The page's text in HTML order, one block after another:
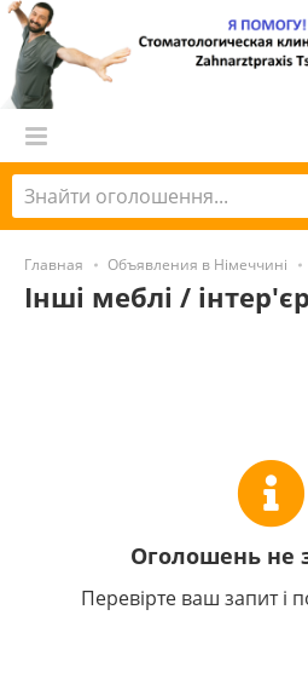
Главная Объявления в Німеччині
Інші меблі /
Оголошень не
Перевірте ваш запит і